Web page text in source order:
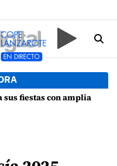
participación y buen ambiente